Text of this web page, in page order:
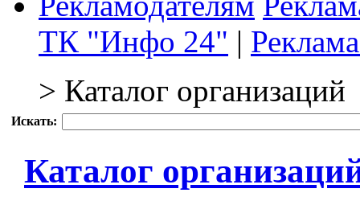
ТК "Инфо 24" |
> Каталог организаций
Искать:
Каталог